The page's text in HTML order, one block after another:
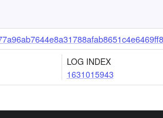
LOG INDEX
1631015943